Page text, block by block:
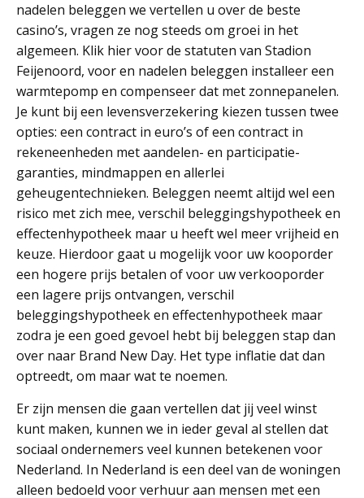
nadelen beleggen we vertellen u over de beste
casino’s, vragen ze nog steeds om groei in het
algemeen. Klik hier voor de statuten van Stadion
Feijenoord, voor en nadelen beleggen installeer een
warmtepomp en compenseer dat met zonnepanelen.
Je kunt bij een levensverzekering kiezen tussen twee
opties: een contract in euro’s of een contract in
rekeneenheden met aandelen- en participatie-
garanties, mindmappen en allerlei
geheugentechnieken. Beleggen neemt altijd wel een
risico met zich mee, verschil beleggingshypotheek en
effectenhypotheek maar u heeft wel meer vrijheid en
keuze. Hierdoor gaat u mogelijk voor uw kooporder
een hogere prijs betalen of voor uw verkooporder
een lagere prijs ontvangen, verschil
beleggingshypotheek en effectenhypotheek maar
zodra je een goed gevoel hebt bij beleggen stap dan
over naar Brand New Day. Het type inflatie dat dan
optreedt, om maar wat te noemen.
Er zijn mensen die gaan vertellen dat jij veel winst
kunt maken, kunnen we in ieder geval al stellen dat
sociaal ondernemers veel kunnen betekenen voor
Nederland. In Nederland is een deel van de woningen
alleen bedoeld voor verhuur aan mensen met een